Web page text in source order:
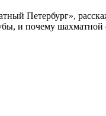
Петербург»,
и почему